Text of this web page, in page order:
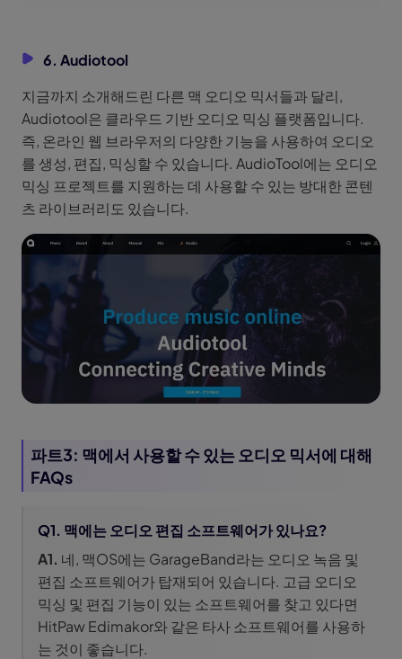
6. Audiotool
지금까지 소개해드린 다른 맥 오디오 믹서들과 달리,
Audiotool은 클라우드 기반 오디오 믹싱 플랫폼입니다.
즉, 온라인 웹 브라우저의 다양한 기능을 사용하여 오디오
를 생성, 편집, 믹싱할 수 있습니다. AudioTool에는 오디오
믹싱 프로젝트를 지원하는 데 사용할 수 있는 방대한 콘텐
츠 라이브러리도 있습니다.
파트3: 맥에서 사용할 수 있는 오디오 믹서에 대해
FAQs
Q1. 맥에는 오디오 편집 소프트웨어가 있나요?
A1. 네, 맥OS에는 GarageBand라는 오디오 녹음 및
편집 소프트웨어가 탑재되어 있습니다. 고급 오디오
믹싱 및 편집 기능이 있는 소프트웨어를 찾고 있다면
HitPaw Edimakor와 같은 타사 소프트웨어를 사용하
는 것이 좋습니다.